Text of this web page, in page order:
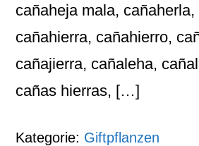
cañaheja mala,
cañahierra, cañahierro,
cañajierra, cañaleha,
cañas hierras, […]
Kategorie: Giftpflanzen